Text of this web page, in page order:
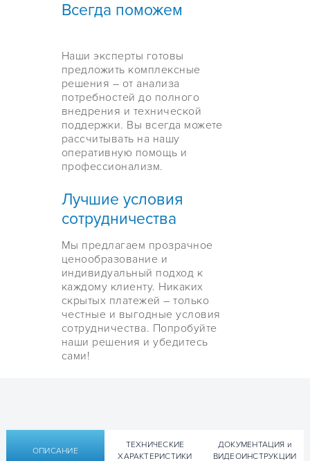
Всегда поможем
Наши эксперты готовы
предложить комплексные
решения – от анализа
потребностей до полного
внедрения и технической
поддержки. Вы всегда можете
рассчитывать на нашу
оперативную помощь и
профессионализм.
Лучшие условия
сотрудничества
Мы предлагаем прозрачное
ценообразование и
индивидуальный подход к
каждому клиенту. Никаких
скрытых платежей – только
честные и выгодные условия
сотрудничества. Попробуйте
наши решения и убедитесь
сами!
ОПИСАНИЕ
ТЕХНИЧЕСКИЕ
ХАРАКТЕРИСТИКИ
ДОКУМЕНТАЦИЯ и
ВИДЕОИНСТРУКЦИИ